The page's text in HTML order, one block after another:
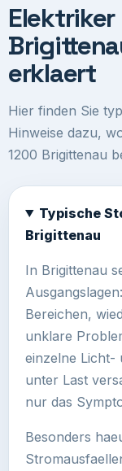
erklaert
Hier finden Sie
Hinweise dazu,
1200 Brigittenau
Typische
Brigittenau
In Brigittenau
Bereichen,
unklare
einzelne Licht-
unter Last
nur das
Besonders